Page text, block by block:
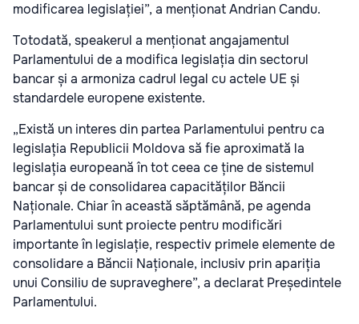
modificarea legislației”, a menționat Andrian Candu.
Totodată, speakerul a menționat angajamentul
Parlamentului de a modifica legislația din sectorul
bancar și a armoniza cadrul legal cu actele UE și
standardele europene existente.
„Există un interes din partea Parlamentului pentru ca
legislația Republicii Moldova să fie aproximată la
legislația europeană în tot ceea ce ține de sistemul
bancar și de consolidarea capacităților Băncii
Naționale. Chiar în această săptămână, pe agenda
Parlamentului sunt proiecte pentru modificări
importante în legislație, respectiv primele elemente de
consolidare a Băncii Naționale, inclusiv prin apariția
unui Consiliu de supraveghere”, a declarat Președintele
Parlamentului.